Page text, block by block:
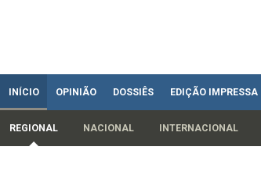
INÍCIO OPINIÃO DOSSIÊS EDIÇÃO IMPRESSA
REGIONAL NACIONAL INTERNACIONAL